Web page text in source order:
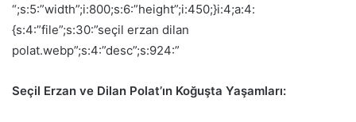
“;s:5:”width”;i:800;s:6:”height”;i:450;}i:4;a:4:
{s:4:”file”;s:30:”seçil erzan dilan
polat.webp”;s:4:”desc”;s:924:”
Seçil Erzan ve Dilan Polat’ın Koğuşta Yaşamları: